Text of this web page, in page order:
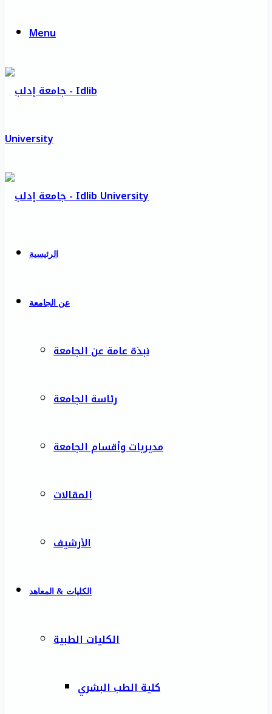
Menu
الرئيسية
عن الجامعة
نبذة عامة عن الجامعة
رئاسة الجامعة
مديريات وأقسام الجامعة
المقالات
الأرشيف
الكليات & المعاهد
الكليات الطبية
كلية الطب البشري